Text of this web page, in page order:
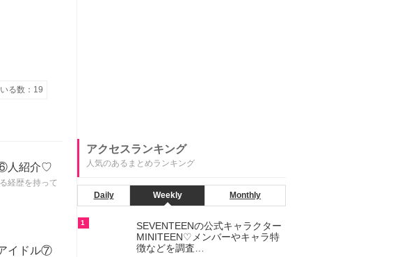
る数：19
⑥人紹介♡
経歴を持って
イドル⑦
アクセスランキング
人気のあるまとめランキング
Daily Weekly Monthly
1
SEVENTEENの公式キャラクター
MINITEEN♡メンバーやキャラ特
徴などを調査…